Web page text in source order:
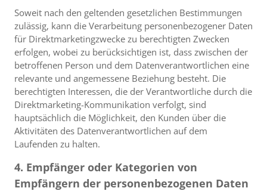
Soweit nach den geltenden gesetzlichen Bestimmungen
zulässig, kann die Verarbeitung personenbezogener Daten
für Direktmarketingzwecke zu berechtigten Zwecken
erfolgen, wobei zu berücksichtigen ist, dass zwischen der
betroffenen Person und dem Datenverantwortlichen eine
relevante und angemessene Beziehung besteht. Die
berechtigten Interessen, die der Verantwortliche durch die
Direktmarketing-Kommunikation verfolgt, sind
hauptsächlich die Möglichkeit, den Kunden über die
Aktivitäten des Datenverantwortlichen auf dem
Laufenden zu halten.
4. Empfänger oder Kategorien von
Empfängern der personenbezogenen Daten